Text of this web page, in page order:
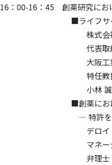
16：00-16：45 創薬研究にお
■ライフサイエンス系
株式会社シクロ
代表取締役
大阪工業大学
特任教
小林 誠
■創薬におけるIPラ
― 特許を「読む」こ
デロイト トーマ
マネージングデ
弁理士